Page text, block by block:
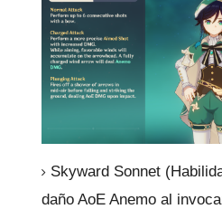
Skyward Sonnet
daño AoE Anemo al